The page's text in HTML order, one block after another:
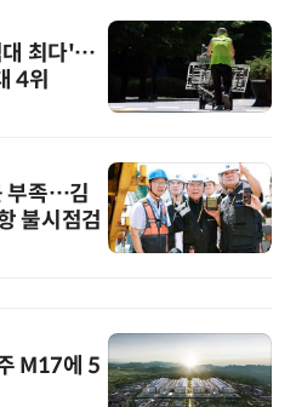
대 최다'…
4위
부족…김
불시점검
M17에 5